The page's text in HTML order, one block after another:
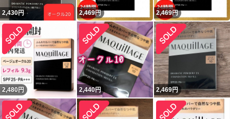
2,430円 2,469円 2,469円
2,480 円 2,440円 2,469円